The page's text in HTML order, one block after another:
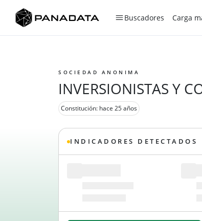
Buscadores Carga
SOCIEDAD ANONIMA
INVERSIONISTAS Y
Constitución: hace 25 años
INDICADORES DETECTADOS